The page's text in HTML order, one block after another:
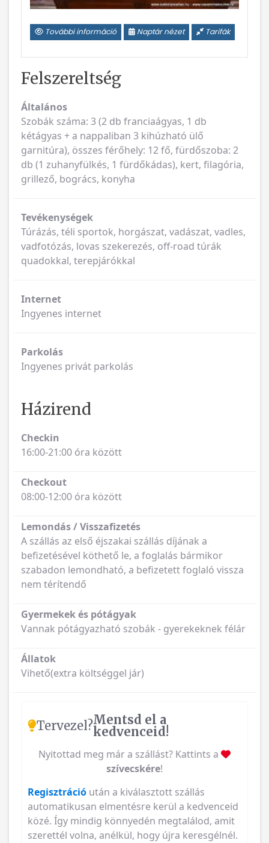
További információ Naptár nézet Tarifák
Felszereltség
Általános
Szobák száma: 3 (2 db franciaágyas, 1 db
kétágyas + a nappaliban 3 kihúzható ülő
garnitúra), összes férőhely: 12 fő, fürdőszoba: 2
db (1 zuhanyfülkés, 1 fürdőkádas), kert, filagória,
grillező, bogrács, konyha
Tevékenységek
Túrázás, téli sportok, horgászat, vadászat, vadles,
vadfotózás, lovas szekerezés, off-road túrák
quadokkal, terepjárókkal
Internet
Ingyenes internet
Parkolás
Ingyenes privát parkolás
Házirend
Checkin
16:00-21:00 óra között
Checkout
08:00-12:00 óra között
Lemondás / Visszafizetés
A szállás az első éjszakai szállás díjának a
befizetésével köthető le, a foglalás bármikor
szabadon lemondható, a befizetett foglaló vissza
nem térítendő
Gyermekek és pótágyak
Vannak pótágyazható szobák - gyerekeknek félár
Állatok
Vihető(extra költséggel jár)
Tervezel?Mentsd el a
kedvenceid!
Nyitottad meg már a szállást? Kattints a
szívecskére!
Regisztráció után a kiválasztott szállás
automatikusan elmentésre kerül a kedvenceid
közé. Így mindig könnyedén megtalálod, amit
szerettél volna, anélkül, hogy újra keresgélnél.